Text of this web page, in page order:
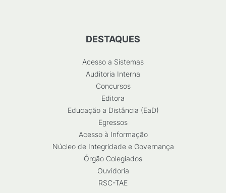
DESTAQUES
Acesso a Sistemas
Auditoria Interna
Concursos
Editora
Educação a Distância (EaD)
Egressos
Acesso à Informação
Núcleo de Integridade e Governança
Órgão Colegiados
Ouvidoria
RSC-TAE